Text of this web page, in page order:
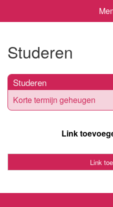
Studeren
Studeren
Korte termijn geheugen
Link
Link